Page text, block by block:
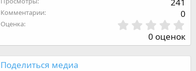
Комментарии 0
Оценка
,
0
0
0 оценок
Поделиться медиа